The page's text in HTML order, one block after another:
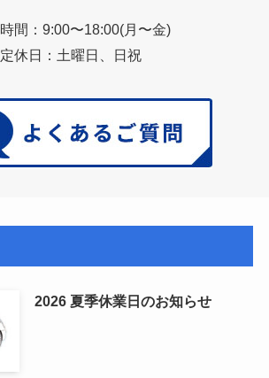
間：9:00〜18:00(月〜金)
定休日：土曜日、日祝
2026 夏季休業日のお知らせ